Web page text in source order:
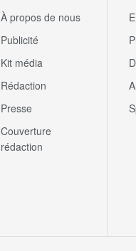
À propos de nous
Publicité
Kit média
Rédaction
Presse
Couverture
rédaction